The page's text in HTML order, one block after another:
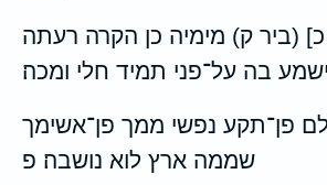
כ] (ביר ק) מימיה כן הקרה רעתה
בה על־פני תמיד חלי ומכה׃
פן־תקע נפשי ממך פן־אשימך
שממה ארץ לוא נושבה׃ פ